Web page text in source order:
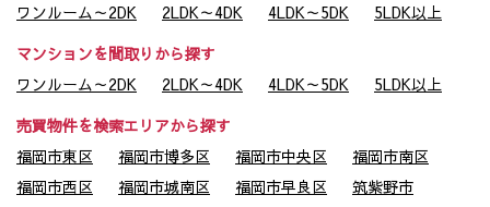
ワンルーム～2DK
2LDK～4DK 4LDK～5DK
5LDK以上
マンションを間取りから探す
ワンルーム～2DK
2LDK～4DK 4LDK～5DK
5LDK以上
売買物件を検索エリアから探す
福岡市東区
福岡市博多区 福岡市中央区
福岡市南区
福岡市西区
福岡市城南区 福岡市早良区
筑紫野市